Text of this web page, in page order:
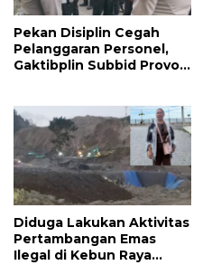
Pekan Disiplin Cegah
Pelanggaran Personel,
Gaktibplin Subbid Provos
Diduga Lakukan Aktivitas
Pertambangan Emas
Ilegal di Kebun Raya